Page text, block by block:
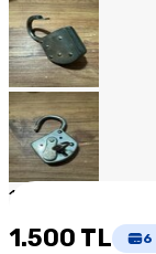
1
1.500 TL 6